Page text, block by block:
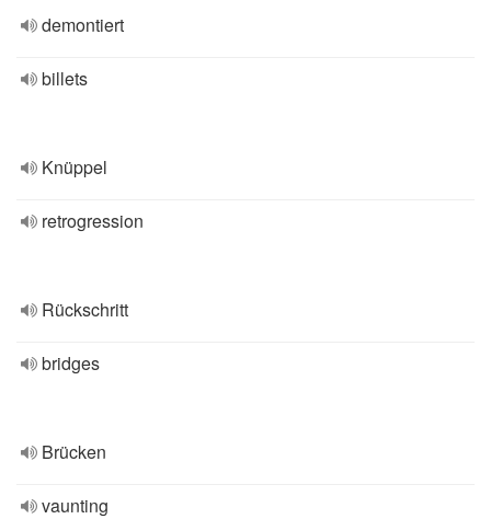
demontiert
billets
Knüppel
retrogression
Rückschritt
bridges
Brücken
vaunting